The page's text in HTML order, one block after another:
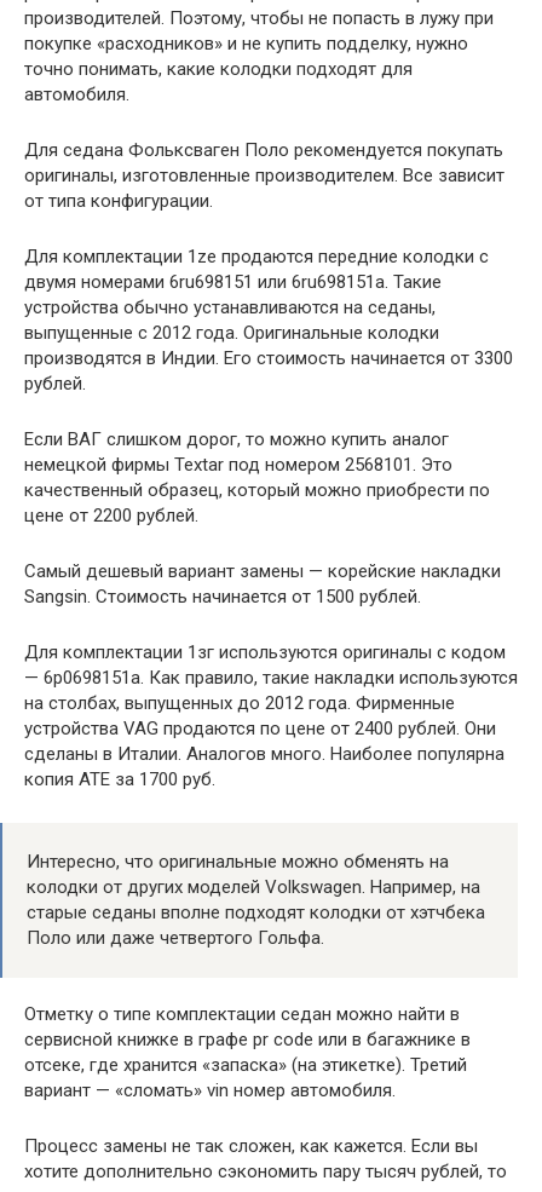
производителей. Поэтому, чтобы не попасть в лужу при
покупке «расходников» и не купить подделку, нужно
точно понимать, какие колодки подходят для
автомобиля.
Для седана Фольксваген Поло рекомендуется покупать
оригиналы, изготовленные производителем. Все зависит
от типа конфигурации.
Для комплектации 1ze продаются передние колодки с
двумя номерами 6ru698151 или 6ru698151a. Такие
устройства обычно устанавливаются на седаны,
выпущенные с 2012 года. Оригинальные колодки
производятся в Индии. Его стоимость начинается от 3300
рублей.
Если ВАГ слишком дорог, то можно купить аналог
немецкой фирмы Textar под номером 2568101. Это
качественный образец, который можно приобрести по
цене от 2200 рублей.
Самый дешевый вариант замены — корейские накладки
Sangsin. Стоимость начинается от 1500 рублей.
Для комплектации 1зг используются оригиналы с кодом
— 6р0698151а. Как правило, такие накладки используются
на столбах, выпущенных до 2012 года. Фирменные
устройства VAG продаются по цене от 2400 рублей. Они
сделаны в Италии. Аналогов много. Наиболее популярна
копия АТЕ за 1700 руб.
Интересно, что оригинальные можно обменять на
колодки от других моделей Volkswagen. Например, на
старые седаны вполне подходят колодки от хэтчбека
Поло или даже четвертого Гольфа.
Отметку о типе комплектации седан можно найти в
сервисной книжке в графе pr code или в багажнике в
отсеке, где хранится «запаска» (на этикетке). Третий
вариант — «сломать» vin номер автомобиля.
Процесс замены не так сложен, как кажется. Если вы
хотите дополнительно сэкономить пару тысяч рублей, то